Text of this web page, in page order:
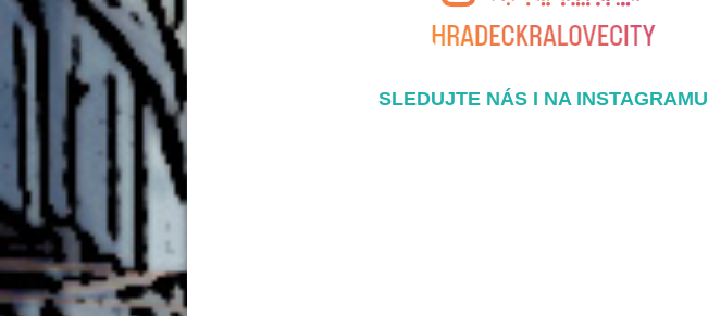
SLEDUJTE NÁS I NA INSTAGRAMU